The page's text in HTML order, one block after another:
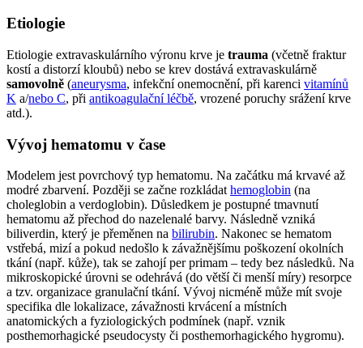
Etiologie
Etiologie extravaskulárního výronu krve je trauma (včetně fraktur
kostí a distorzí kloubů) nebo se krev dostává extravaskulárně
samovolně (aneurysma, infekční onemocnění, při karenci vitamínů
K a/nebo C, při antikoagulační léčbě, vrozené poruchy srážení krve
atd.).
Vývoj hematomu v čase
Modelem jest povrchový typ hematomu. Na začátku má krvavé až
modré zbarvení. Později se začne rozkládat hemoglobin (na
choleglobin a verdoglobin). Důsledkem je postupné tmavnutí
hematomu až přechod do nazelenalé barvy. Následně vzniká
biliverdin, který je přeměnen na bilirubin. Nakonec se hematom
vstřebá, mizí a pokud nedošlo k závažnějšímu poškození okolních
tkání (např. kůže), tak se zahojí per primam – tedy bez následků. Na
mikroskopické úrovni se odehrává (do větší či menší míry) resorpce
a tzv. organizace granulační tkání. Vývoj nicméně může mít svoje
specifika dle lokalizace, závažnosti krvácení a místních
anatomických a fyziologických podmínek (např. vznik
posthemorhagické pseudocysty či posthemorhagického hygromu).